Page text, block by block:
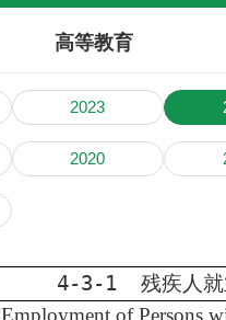
高等教育
2023
2020
4-3-1 残疾人就
Employment of Persons